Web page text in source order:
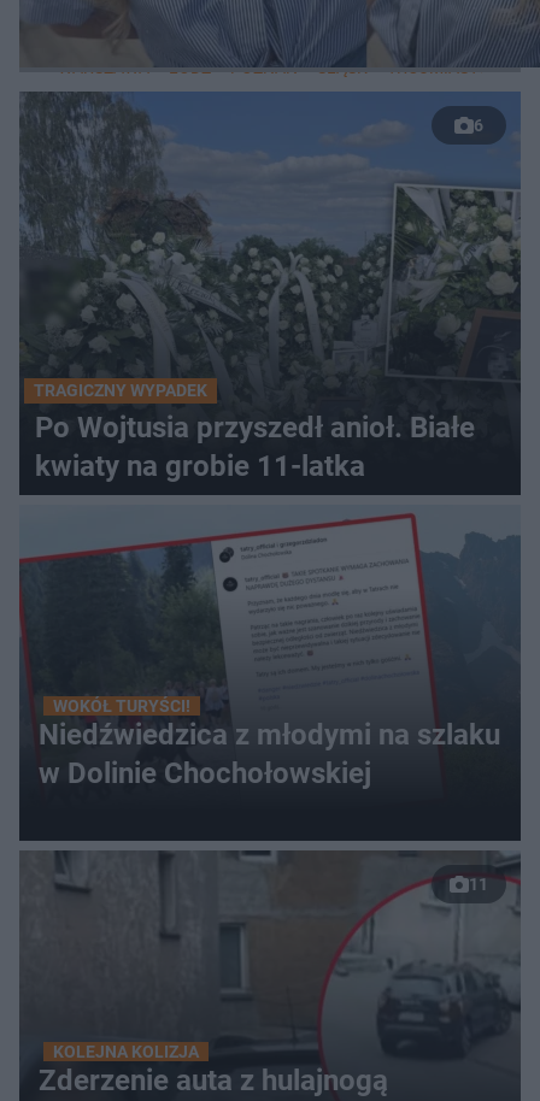
LOKALNE
ŁÓDŹ POZNAŃ ŚLĄSK TRÓJMIASTO
6
TRAGICZNY WYPADEK
Po Wojtusia przyszedł anioł. Białe
kwiaty na grobie 11-latka
WOKÓŁ TURYŚCI!
Niedźwiedzica z młodymi na szlaku
w Dolinie Chochołowskiej
11
KOLEJNA KOLIZJA
Zderzenie auta z hulajnogą